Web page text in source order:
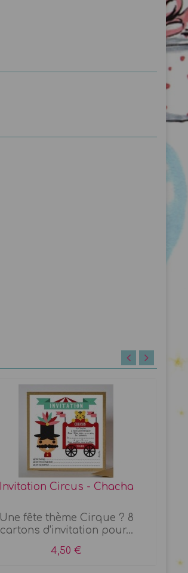
Invitation Circus - Chacha
Une fête thème Cirque ? 8
cartons d'invitation pour...
4,50 €